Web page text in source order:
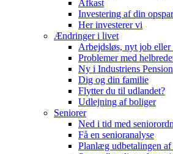
Afkast
Investering af din
Her investerer vi
Ændringer i livet
Arbejdsløs, nyt job
Problemer med
Ny i Industriens Pension
Dig og din familie
Flytter du til udlandet?
Udlejning af boliger
Seniorer
Ned i tid med
Få en senioranalyse
Planlæg udbetalingen af